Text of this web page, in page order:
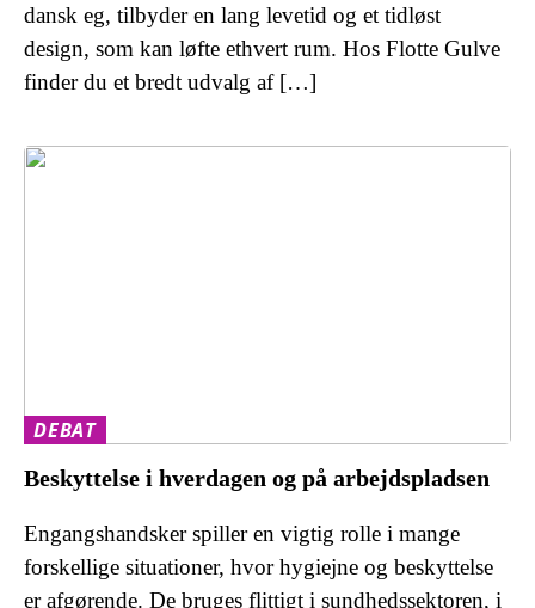
dansk eg, tilbyder en lang levetid og et tidløst
design, som kan løfte ethvert rum. Hos Flotte Gulve
finder du et bredt udvalg af […]
DEBAT
Beskyttelse i hverdagen og på arbejdspladsen
Engangshandsker spiller en vigtig rolle i mange
forskellige situationer, hvor hygiejne og beskyttelse
er afgørende. De bruges flittigt i sundhedssektoren, i